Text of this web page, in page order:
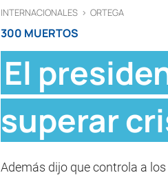
INTERNACIONALES > ORTEGA
300 MUERTOS
El
superar
Además dijo que controla a